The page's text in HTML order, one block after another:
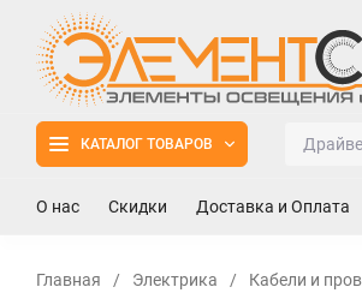
КАТАЛОГ ТОВАРОВ
О нас Скидки Доставка и Оплата
Главная / Электрика / Кабели и